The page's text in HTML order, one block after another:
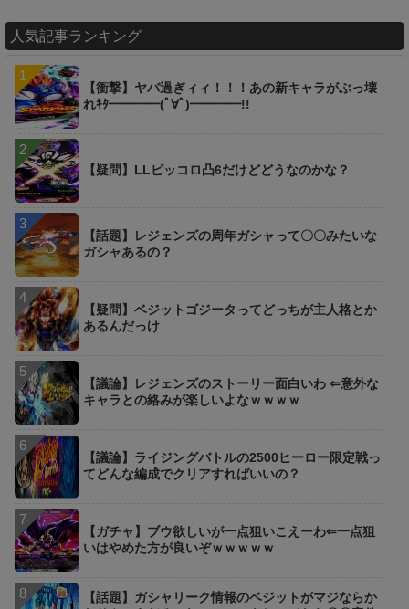
人気記事ランキング
【衝撃】ヤバ過ぎィィ！！！あの新キャラがぶっ壊
れｷﾀ━━━━(ﾟ∀ﾟ)━━━━!!
【疑問】LLピッコロ凸6だけどどうなのかな？
【話題】レジェンズの周年ガシャって〇〇みたいな
ガシャあるの？
【疑問】ベジットゴジータってどっちが主人格とか
あるんだっけ
【議論】レジェンズのストーリー面白いわ ⇐意外な
キャラとの絡みが楽しいよなｗｗｗｗ
【議論】ライジングバトルの2500ヒーロー限定戦っ
てどんな編成でクリアすればいいの？
【ガチャ】ブウ欲しいが一点狙いこえーわ⇐一点狙
いはやめた方が良いぞｗｗｗｗｗ
【話題】ガシャリーク情報のベジットがマジならか